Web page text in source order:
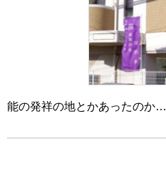
能の発祥の地とかあったのか…